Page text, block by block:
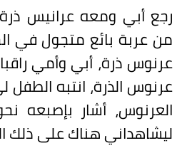
رجع أبي ومعه عرانيس
من عربة بائع متجول في
عرنوس ذرة، أبي وأمي
عرنوس الذرة، انتبه
العرنوس، أشار بإصبعه
ليشاهداني هناك على ذلك